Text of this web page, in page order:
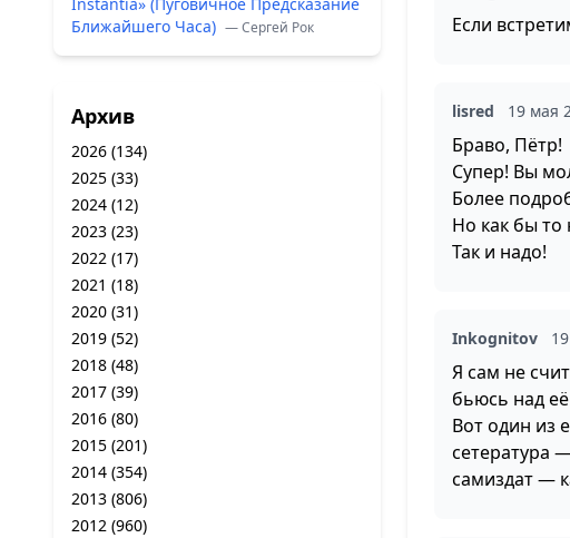
Ближайшего Часа) — Сергей Рок
Архив
2026 (134)
2025 (33)
2024 (12)
2023 (23)
2022 (17)
2021 (18)
2020 (31)
2019 (52)
2018 (48)
2017 (39)
2016 (80)
2015 (201)
2014 (354)
2013 (806)
2012 (960)
Если
lisred 19 мая
Браво, Пётр!
Супер! Вы
Более
Но как бы
Так и надо!
Inkognitov
Я сам не
бьюсь над
Вот один из
сетература
самиздат —